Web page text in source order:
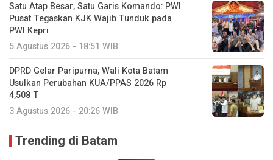
Satu Atap Besar, Satu Garis Komando: PWI
Pusat Tegaskan KJK Wajib Tunduk pada
PWI Kepri
5 Agustus 2026 - 18:51 WIB
DPRD Gelar Paripurna, Wali Kota Batam
Usulkan Perubahan KUA/PPAS 2026 Rp
4,508 T
3 Agustus 2026 - 20:26 WIB
Trending di Batam